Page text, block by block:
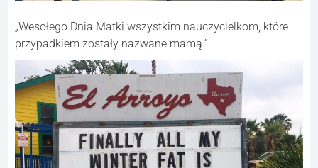
„Wesołego Dnia Matki wszystkim nauczycielkom, które
przypadkiem zostały nazwane mamą.”